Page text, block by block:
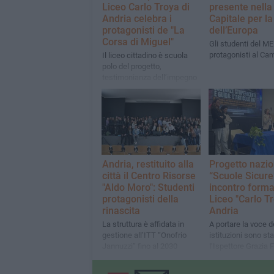
Liceo Carlo Troya di
Andria celebra i
protagonisti de "La
Corsa di Miguel"
Il liceo cittadino è scuola
polo del progetto,
promozione dei valori più
presente nella
Capitale per
dell’Europa
Gli studenti del
protagonisti al
Andria, restituito alla
città il Centro Risorse
"Aldo Moro": Studenti
protagonisti della
rinascita
La struttura è affidata in
gestione all’ITT “Onofrio
convenzione con il Comune
Progetto
“Scuole
incontro
Liceo "Carlo
Andria
A portare la voce
istituzioni sono
l’Ispettore Grazia